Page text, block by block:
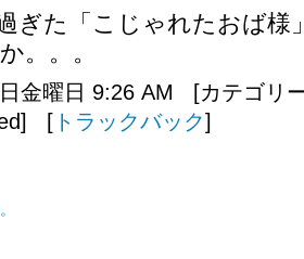
ぎた「こじゃれたおば様
。。。
金曜日 9:26 AM [カテゴリ
[ トラックバック]